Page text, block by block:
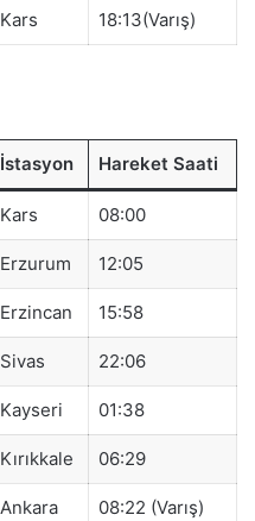
Kars 18:13(Varış)
İstasyon Hareket Saati
Kars 08:00
Erzurum 12:05
Erzincan 15:58
Sivas 22:06
Kayseri 01:38
Kırıkkale 06:29
Ankara 08:22 (Varış)